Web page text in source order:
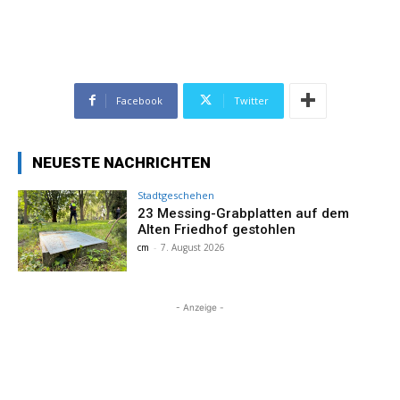
Facebook Twitter
NEUESTE NACHRICHTEN
Stadtgeschehen
23 Messing-Grabplatten auf dem
Alten Friedhof gestohlen
cm - 7. August 2026
- Anzeige -